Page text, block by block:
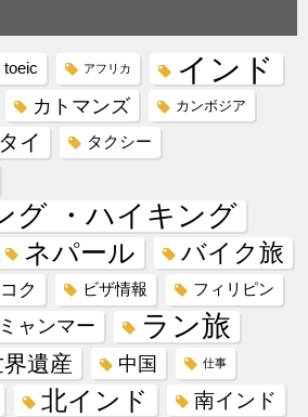
toeic アフリカ インド
カトマンズ カンボジア
タイ タクシー
グ ・ハイキング
ネパール バイク旅
ク ビザ情報 フィリピン
ミャンマー ラン旅
遺産 中国 仕事
北インド
南インド